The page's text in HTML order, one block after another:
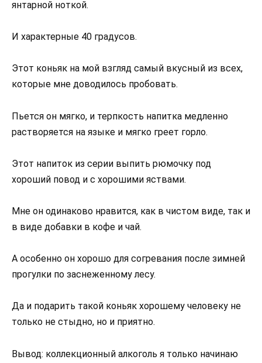
янтарной ноткой.
И характерные 40 градусов.
Этот коньяк на мой взгляд самый вкусный из всех,
которые мне доводилось пробовать.
Пьется он мягко, и терпкость напитка медленно
растворяется на языке и мягко греет горло.
Этот напиток из серии выпить рюмочку под
хороший повод и с хорошими яствами.
Мне он одинаково нравится, как в чистом виде, так и
в виде добавки в кофе и чай.
А особенно он хорошо для согревания после зимней
прогулки по заснеженному лесу.
Да и подарить такой коньяк хорошему человеку не
только не стыдно, но и приятно.
Вывод: коллекционный алкоголь я только начинаю